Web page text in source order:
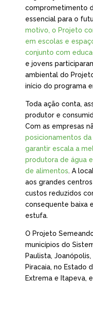
comprometimento
essencial para o
motivo, o Projeto
em escolas e
conjunto com
e jovens
ambiental do
início do programa
Toda ação conta,
produtor e
Com as empresas
posicionamentos
garantir escala a
produtora de água
de alimentos. A
aos grandes
custos reduzidos
consequente baixa
estufa.
O Projeto
municípios do
Paulista,
Piracaia, no Estado
Extrema e Itapeva,